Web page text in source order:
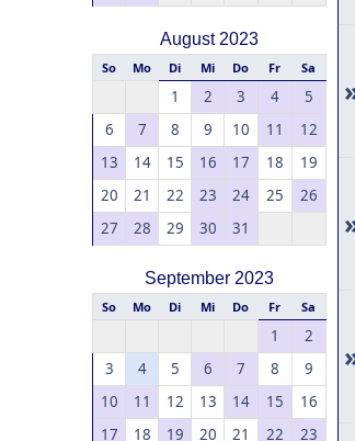
August 2023
So Mo Di Mi Do Fr Sa
1 2 3 4
5
6
7 8 9 10 11
12
13
14 15 16 17 18
19
20
21 22 23 24 25
26
27
28 29 30 31
September 2023
So Mo Di Mi Do Fr Sa
1
2
3
4 5 6 7 8
9
10
11 12 13 14 15
16
17
18 19 20 21 22 23